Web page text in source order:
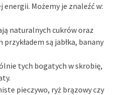
Możemy je znaleźć w:
naturalnych cukrów oraz
przykładem są jabłka, banany
tych bogatych w skrobię,
pieczywo, ryż brązowy czy